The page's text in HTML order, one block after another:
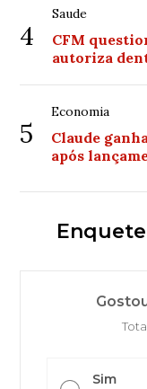
4
Saude
CFM
autoriza
5
Economia
Claude
após
Enquete
Sim